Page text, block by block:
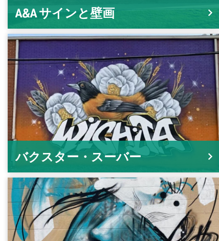
A&A サインと壁画
バクスター・スーバー